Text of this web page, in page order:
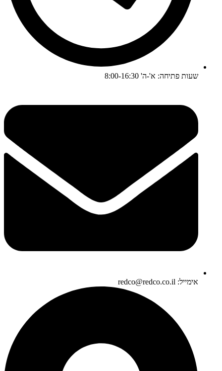
שעות פתיחה: א'-ה' 8:00-16:30
אימייל: redco@redco.co.il